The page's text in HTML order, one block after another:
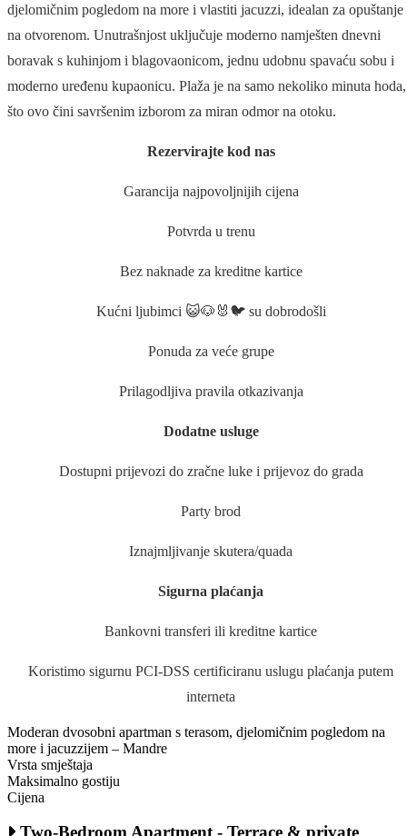
djelomičnim pogledom na more i vlastiti jacuzzi, idealan za opuštanje
na otvorenom. Unutrašnjost uključuje moderno namješten dnevni
boravak s kuhinjom i blagovaonicom, jednu udobnu spavaću sobu i
moderno uređenu kupaonicu. Plaža je na samo nekoliko minuta hoda,
što ovo čini savršenim izborom za miran odmor na otoku.
Rezervirajte kod nas
Garancija najpovoljnijih cijena
Potvrda u trenu
Bez naknade za kreditne kartice
Kućni ljubimci 😺🐶🐰🐦 su dobrodošli
Ponuda za veće grupe
Prilagodljiva pravila otkazivanja
Dodatne usluge
Dostupni prijevozi do zračne luke i prijevoz do grada
Party brod
Iznajmljivanje skutera/quada
Sigurna plaćanja
Bankovni transferi ili kreditne kartice
Koristimo sigurnu PCI-DSS certificiranu uslugu plaćanja putem
interneta
Moderan dvosobni apartman s terasom, djelomičnim pogledom na
more i jacuzzijem – Mandre
Vrsta smještaja
Maksimalno gostiju
Cijena